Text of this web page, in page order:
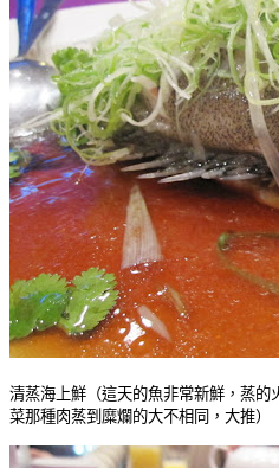
清蒸海上鮮（這天的魚非常新鮮，蒸的
菜那種肉蒸到糜爛的大不相同，大推）